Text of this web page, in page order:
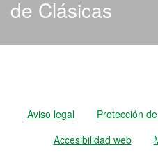
de Clásicas
Aviso legal Protección
Accesibilidad web